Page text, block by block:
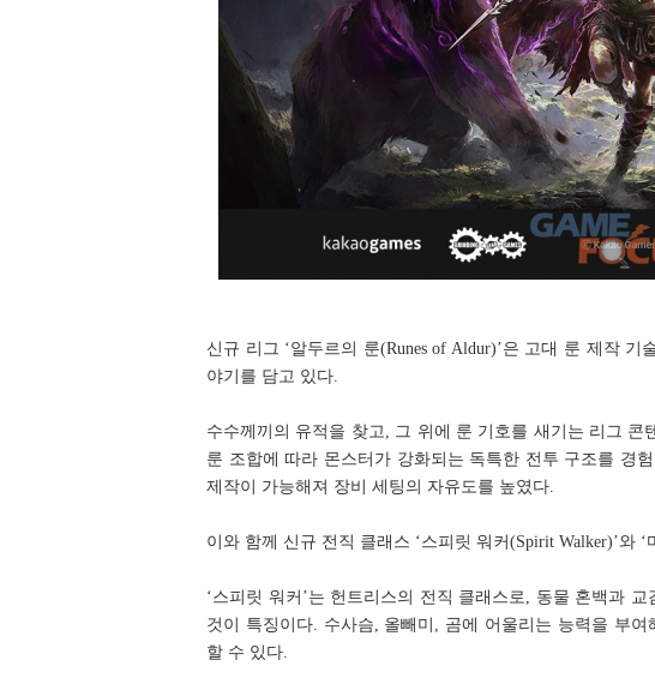
신규 리그 ‘알두르의 룬(Runes of Aldur)’은 고대 룬 제작
야기를 담고 있다.
수수께끼의 유적을 찾고, 그 위에 룬 기호를 새기는 리그 콘
룬 조합에 따라 몬스터가 강화되는 독특한 전투 구조를 경
제작이 가능해져 장비 세팅의 자유도를 높였다.
이와 함께 신규 전직 클래스 ‘스피릿 워커(Spirit Walker)’와
‘스피릿 워커’는 헌트리스의 전직 클래스로, 동물 혼백과
것이 특징이다. 수사슴, 올빼미, 곰에 어울리는 능력을 부
할 수 있다.